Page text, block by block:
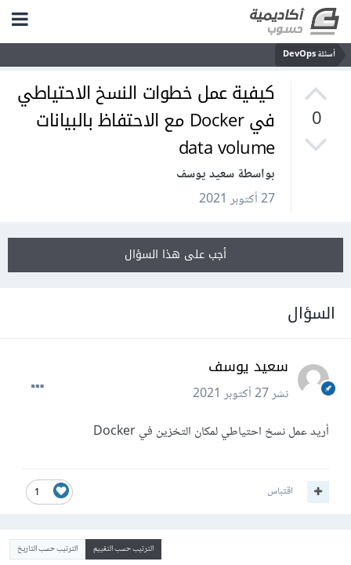
أسئلة DevOps
0
كيفية عمل خطوات النسخ الاحتياطي
في Docker مع الاحتفاظ بالبيانات
data volume
بواسطة سعيد يوسف
27 أكتوبر 2021
أجب على هذا السؤال
السؤال
سعيد يوسف
نشر27 أكتوبر 2021
أريد عمل نسخ احتياطي لمكان التخزين في Docker
1 اقتباس
الترتيب حسب التقييم الترتيب حسب التاريخ